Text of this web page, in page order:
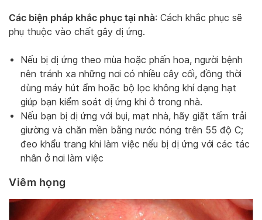
Các biện pháp khắc phục tại nhà: Cách khắc phục sẽ
phụ thuộc vào chất gây dị ứng.
Nếu bị dị ứng theo mùa hoặc phấn hoa, người bệnh
nên tránh xa những nơi có nhiều cây cối, đồng thời
dùng máy hút ẩm hoặc bộ lọc không khí dạng hạt
giúp bạn kiểm soát dị ứng khi ở trong nhà.
Nếu bạn bị dị ứng với bụi, mạt nhà, hãy giặt tấm trải
giường và chăn mền bằng nước nóng trên 55 độ C;
đeo khẩu trang khi làm việc nếu bị dị ứng với các tác
nhân ở nơi làm việc
Viêm họng